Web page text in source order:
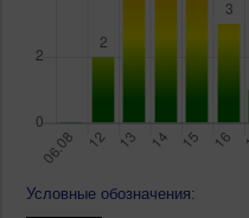
Условные обозначения: